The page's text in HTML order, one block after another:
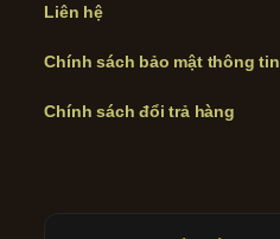
Liên hệ
Chính sách bảo mật thông tin
Chính sách đổi trả hàng